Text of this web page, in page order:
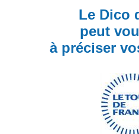
Le Dico
peut
à préciser